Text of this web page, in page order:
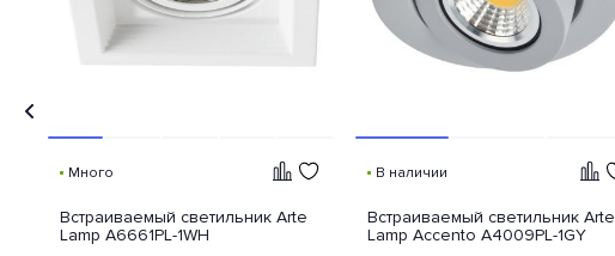
Много
Встраиваемый светильник Arte
Lamp A6661PL-1WH
В наличии
Встраиваемый светильник Arte
Lamp Accento A4009PL-1GY